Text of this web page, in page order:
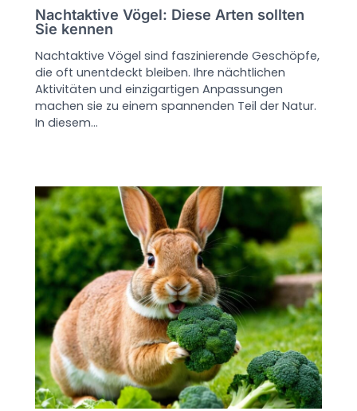
Nachtaktive Vögel: Diese Arten sollten
Sie kennen
Nachtaktive Vögel sind faszinierende Geschöpfe,
die oft unentdeckt bleiben. Ihre nächtlichen
Aktivitäten und einzigartigen Anpassungen
machen sie zu einem spannenden Teil der Natur.
In diesem…